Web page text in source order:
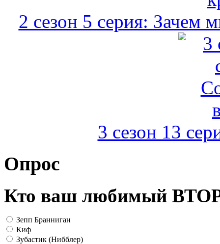
2 сезон 5 серия: Зачем
3 сезон 13
Опрос
Кто ваш любимый
Зепп Бранниган
Киф
Зубастик (Нибблер)